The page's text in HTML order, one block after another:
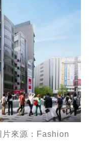
來源：Fashion